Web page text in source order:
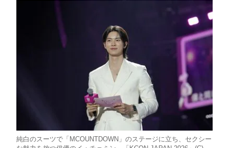
純白のスーツで「MCOUNTDOWN」のステージに立ち、セクシー